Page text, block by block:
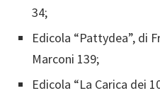
34;
Edicola “Pattydea”, di
Marconi 139;
Edicola “La Carica dei